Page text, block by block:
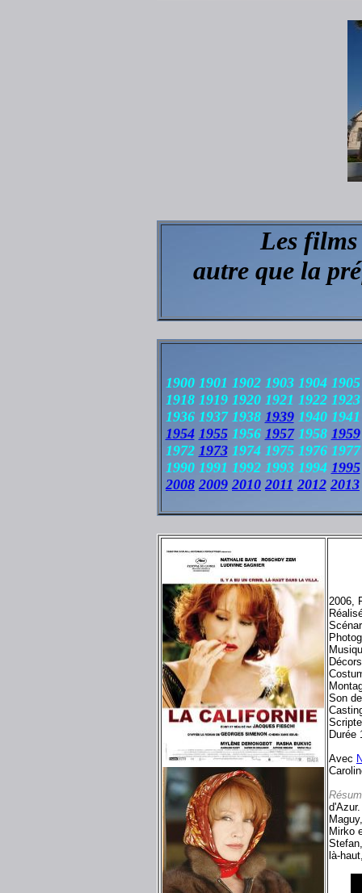
Les films
autre que la
1900 1901 1902 1903 1904
1918 1919 1920 1921 1922
1936 1937 1938 19391940
1954 19551956 19571958 1959
1972 19731974 1975 1976
1990 1991 1992 1993 1994 1995
2008 2009 2010 2011 2012 2013
2006,
Son
Durée
Avec
Mirko
là-